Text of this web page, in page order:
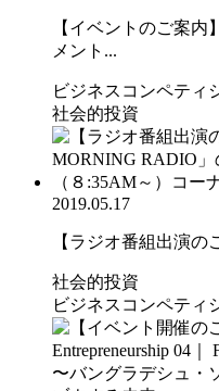
【イベントのご案内
メント...
ビジネスコンペティ
社会的投資
2019.05.17
【ラジオ番組出演の
社会的投資
ビジネスコンペティ